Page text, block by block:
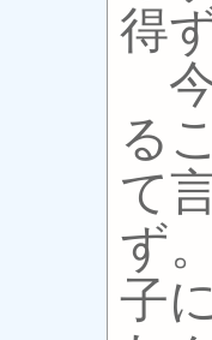
得ず
今
る
て
ず
子